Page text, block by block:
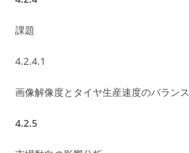
課題
4.2.4.1
画像解像度とタイヤ生産速度のバランス
4.2.5